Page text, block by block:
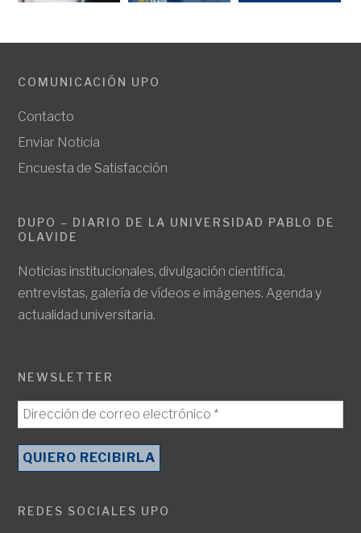
COMUNICACIÓN UPO
Contacto
Enviar Noticia
Encuesta de Satisfacción
DUPO – DIARIO DE LA UNIVERSIDAD PABLO DE
OLAVIDE
Noticias institucionales, divulgación científica,
entrevistas, galería de vídeos e imágenes. Agenda y
actualidad universitaria.
NEWSLETTER
REDES SOCIALES UPO